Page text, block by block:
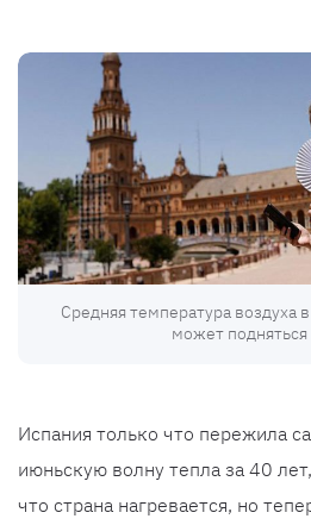
Средняя температура воздуха
может подняться
Испания только что пережила
июньскую волну тепла за 40
что страна нагревается, но